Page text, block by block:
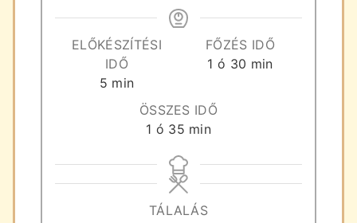
ELŐKÉSZÍTÉSI
IDŐ
5 perc
min
FŐZÉS IDŐ
1 óra
ó 30 perc
min
ÖSSZES IDŐ
1 óra
ó 35perc
min
TÁLALÁS